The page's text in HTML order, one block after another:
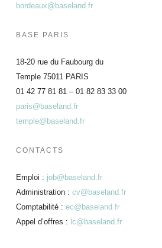
bordeaux@baseland.fr
BASE PARIS
18-20 rue du Faubourg du
Temple 75011 PARIS
01 42 77 81 81 – 01 82 83 33 00
paris@baseland.fr
temple@baseland.fr
CONTACTS
Emploi : job@baseland.fr
Administration :cv@baseland.fr
Comptabilité :ec@baseland.fr
Appel d’offres : lc@baseland.fr